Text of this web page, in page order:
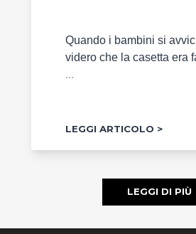
Quando i bambini si
videro che la casetta era
...
LEGGI ARTICOLO
LEGGI DI PIÙ